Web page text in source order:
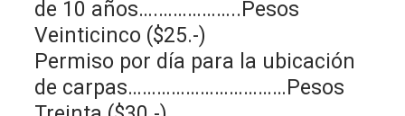
de 10 años….……………..Pesos
Veinticinco ($25.-)
Permiso por día para la ubicación
de carpas……………………………Pesos